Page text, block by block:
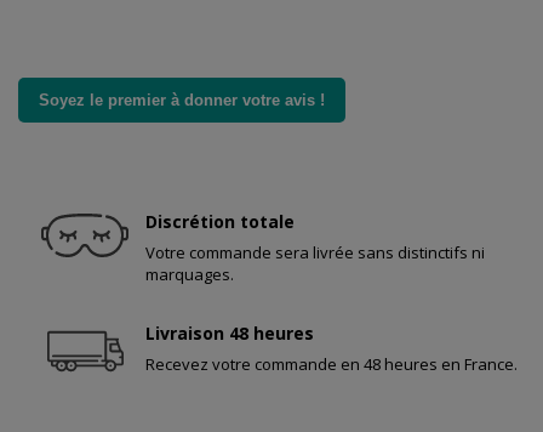
Soyez le premier à donner votre avis !
Discrétion totale
Votre commande sera livrée sans distinctifs ni
marquages.
Livraison 48 heures
Recevez votre commande en 48 heures en France.